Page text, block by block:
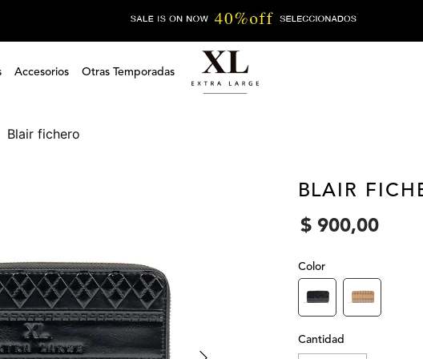
Accesorios Otras Temporadas
blair fichero
BLAIR
$ 900,00
Color
Cantidad